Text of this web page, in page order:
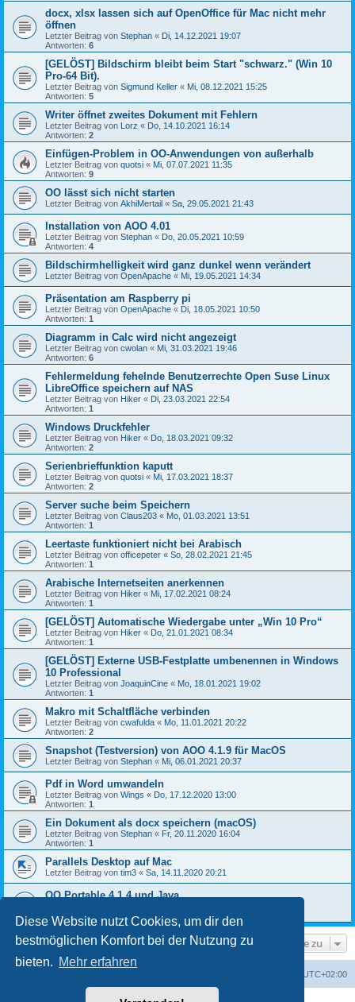
Diese Website nutzt Cookies, um dir den
bestmöglichen Komfort bei der Nutzung zu
bieten. Mehr erfahren
docx, xlsx lassen sich auf OpenOffice für Mac nicht mehr
öffnen
Letzter Beitrag von Stephan « Di, 14.12.2021 19:07
Antworten: 6
[GELÖST] Bildschirm bleibt beim Start "schwarz." (Win 10
Pro-64 Bit).
Letzter Beitrag von Sigmund Keller « Mi, 08.12.2021 15:25
Antworten: 5
Writer öffnet zweites Dokument mit Fehlern
Letzter Beitrag von Lorz « Do, 14.10.2021 16:14
Antworten: 2
Einfügen-Problem in OO-Anwendungen von außerhalb
Letzter Beitrag von quotsi « Mi, 07.07.2021 11:35
Antworten: 9
OO lässt sich nicht starten
Letzter Beitrag von AkhiMertail « Sa, 29.05.2021 21:43
Installation von AOO 4.01
Letzter Beitrag von Stephan « Do, 20.05.2021 10:59
Antworten: 4
Bildschirmhelligkeit wird ganz dunkel wenn verändert
Letzter Beitrag von OpenApache « Mi, 19.05.2021 14:34
Präsentation am Raspberry pi
Letzter Beitrag von OpenApache « Di, 18.05.2021 10:50
Antworten: 1
Diagramm in Calc wird nicht angezeigt
Letzter Beitrag von cwolan « Mi, 31.03.2021 19:46
Antworten: 6
Fehlermeldung fehelnde Benutzerrechte Open Suse Linux
LibreOffice speichern auf NAS
Letzter Beitrag von Hiker « Di, 23.03.2021 22:54
Antworten: 1
Windows Druckfehler
Letzter Beitrag von Hiker « Do, 18.03.2021 09:32
Antworten: 2
Serienbrieffunktion kaputt
Letzter Beitrag von quotsi « Mi, 17.03.2021 18:37
Antworten: 2
Server suche beim Speichern
Letzter Beitrag von Claus203 « Mo, 01.03.2021 13:51
Antworten: 1
Leertaste funktioniert nicht bei Arabisch
Letzter Beitrag von officepeter « So, 28.02.2021 21:45
Antworten: 1
Arabische Internetseiten anerkennen
Letzter Beitrag von Hiker « Mi, 17.02.2021 08:24
Antworten: 1
[GELÖST] Automatische Wiedergabe unter „Win 10 Pro“
Letzter Beitrag von Hiker « Do, 21.01.2021 08:34
Antworten: 1
[GELÖST] Externe USB-Festplatte umbenennen in Windows
10 Professional
Letzter Beitrag von JoaquinCine « Mo, 18.01.2021 19:02
Antworten: 1
Makro mit Schaltfläche verbinden
Letzter Beitrag von cwafulda « Mo, 11.01.2021 20:22
Antworten: 2
Snapshot (Testversion) von AOO 4.1.9 für MacOS
Letzter Beitrag von Stephan « Mi, 06.01.2021 20:37
Pdf in Word umwandeln
Letzter Beitrag von Wings « Do, 17.12.2020 13:00
Antworten: 1
Ein Dokument als docx speichern (macOS)
Letzter Beitrag von Stephan « Fr, 20.11.2020 16:04
Antworten: 1
Parallels Desktop auf Mac
Letzter Beitrag von tim3 « Sa, 14.11.2020 20:21
OO Portable 4.1.4 und Java
Antworten:3
Gehe zu
UTC+02:00